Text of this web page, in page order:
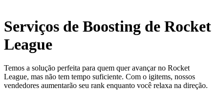
Serviços de Boosting de Rocket
League
Temos a solução perfeita para quem quer avançar no Rocket
League, mas não tem tempo suficiente. Com o igitems, nossos
vendedores aumentarão seu rank enquanto você relaxa na direção.